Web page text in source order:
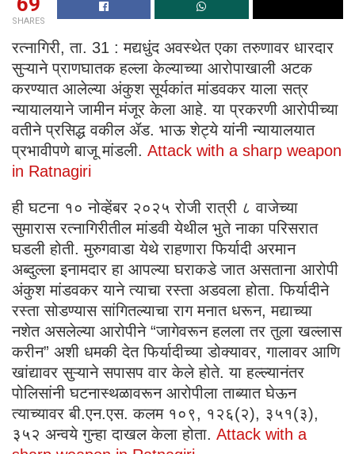
SHARES
रत्नागिरी, ता. 31 : मद्यधुंद अवस्थेत एका तरुणावर धारदार
सुऱ्याने प्राणघातक हल्ला केल्याच्या आरोपाखाली अटक
करण्यात आलेल्या अंकुश सूर्यकांत मांडवकर याला सत्र
न्यायालयाने जामीन मंजूर केला आहे. या प्रकरणी आरोपीच्या
वतीने प्रसिद्ध वकील ॲड. भाऊ शेट्ये यांनी न्यायालयात
प्रभावीपणे बाजू मांडली. Attack with a sharp weapon
in Ratnagiri
ही घटना १० नोव्हेंबर २०२५ रोजी रात्री ८ वाजेच्या
सुमारास रत्नागिरीतील मांडवी येथील भुते नाका परिसरात
घडली होती. मुरुगवाडा येथे राहणारा फिर्यादी अरमान
अब्दुल्ला इनामदार हा आपल्या घराकडे जात असताना आरोपी
अंकुश मांडवकर याने त्याचा रस्ता अडवला होता. फिर्यादीने
रस्ता सोडण्यास सांगितल्याचा राग मनात धरून, मद्याच्या
नशेत असलेल्या आरोपीने “जागेवरून हलला तर तुला खल्लास
करीन” अशी धमकी देत फिर्यादीच्या डोक्यावर, गालावर आणि
खांद्यावर सुऱ्याने सपासप वार केले होते. या हल्ल्यानंतर
पोलिसांनी घटनास्थळावरून आरोपीला ताब्यात घेऊन
त्याच्यावर बी.एन.एस. कलम १०९, १२६(२), ३५१(३),
३५२ अन्वये गुन्हा दाखल केला होता. Attack with a